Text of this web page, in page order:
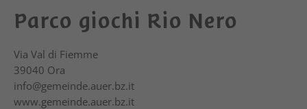
Parco giochi Rio Nero
Via Val di Fiemme
39040 Ora
info@gemeinde.auer.bz.it
www.gemeinde.auer.bz.it